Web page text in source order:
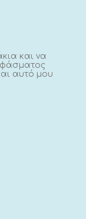
και να
αυτό μου